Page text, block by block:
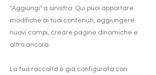
"Aggiungi" a sinistra. Qui puoi apportare
modifiche ai tuoi contenuti, aggiungere
nuovi campi, creare pagine dinamiche e
altro ancora.
La tua raccolta è già configurata con